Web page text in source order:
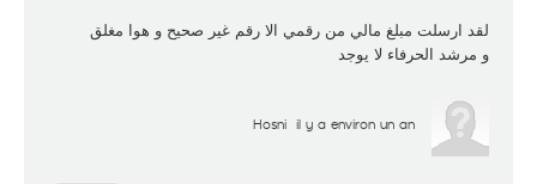
لقد ارسلت مبلغ مالي من رقمي الا رقم غير صحيح و هوا مغلق
و مرشد الحرفاء لا يوجد
Hosni il y a environ un an